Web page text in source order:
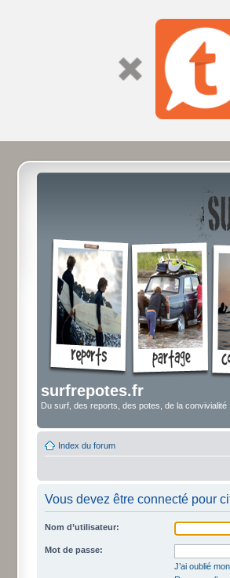
surfrepotes.fr
Du surf, des reports, des potes, de la convivialité
Index du forum
Vous devez être connecté pour
Nom d’utilisateur:
Mot de passe:
J’ai oublié